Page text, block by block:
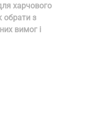
харчового
обрати з
вимог і